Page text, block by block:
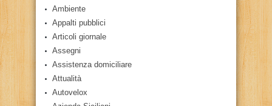
Ambiente
Appalti pubblici
Articoli giornale
Assegni
Assistenza domiciliare
Attualità
Autovelox